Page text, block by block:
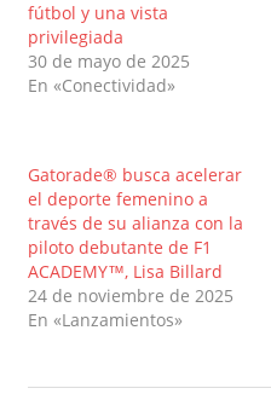
fútbol y una vista
privilegiada
30 de mayo de 2025
En «Conectividad»
Gatorade® busca acelerar
el deporte femenino a
través de su alianza con la
piloto debutante de F1
ACADEMY™, Lisa Billard
24 de noviembre de 2025
En «Lanzamientos»